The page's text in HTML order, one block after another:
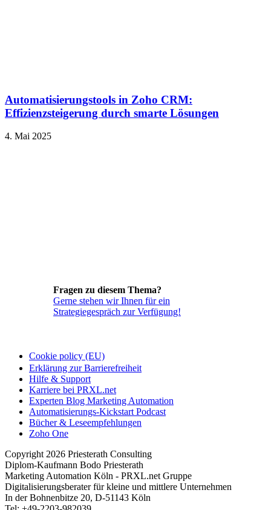
Automatisierungstools in Zoho CRM:
Effizienzsteigerung durch smarte Lösungen
4. Mai 2025
Fragen zu diesem Thema?
Gerne stehen wir Ihnen für ein
Strategiegespräch zur Verfügung!
Cookie policy (EU)
Erklärung zur Barrierefreiheit
Hilfe & Support
Karriere bei PRXL.net
Experten Blog Marketing Automation
Automatisierungs-Kickstart Podcast
Bücher & Leseempfehlungen
Zoho One
Copyright 2026 Priesterath Consulting
Diplom-Kaufmann Bodo Priesterath
Marketing Automation Köln - PRXL.net Gruppe
Digitalisierungsberater für kleine und mittlere Unternehmen
In der Bohnenbitze 20, D-51143 Köln